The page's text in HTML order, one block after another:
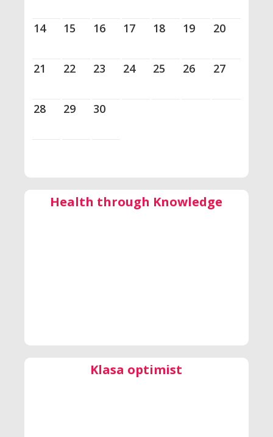
14 15 16 17 18 19 20
21 22 23 24 25 26 27
28 29 30
Health through Knowledge
Klasa optimist